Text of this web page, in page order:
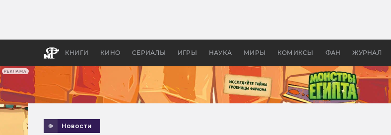
РЕКЛАМА
КНИГИ КИНО СЕРИАЛЫ ИГРЫ НАУКА МИРЫ КОМИКСЫ ФАН ЖУРНАЛ
апокалипсис, в России —
бы
Новости